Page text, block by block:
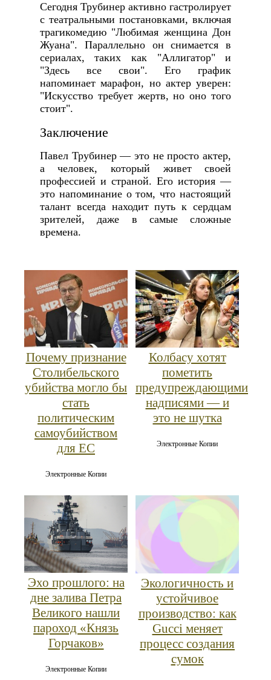
Сегодня Трубинер активно гастролирует
с театральными постановками, включая
трагикомедию "Любимая женщина Дон
Жуана". Параллельно он снимается в
сериалах, таких как "Аллигатор" и
"Здесь все свои". Его график
напоминает марафон, но актер уверен:
"Искусство требует жертв, но оно того
стоит".
Заключение
Павел Трубинер — это не просто актер,
а человек, который живет своей
профессией и страной. Его история —
это напоминание о том, что настоящий
талант всегда находит путь к сердцам
зрителей, даже в самые сложные
времена.
Почему признание
Столибельского
убийства могло бы
стать
политическим
самоубийством
для ЕС
Электронные Копии
Колбасу хотят
пометить
предупреждающими
надписями — и
это не шутка
Электронные Копии
Эхо прошлого: на
дне залива Петра
Великого нашли
пароход «Князь
Горчаков»
Электронные Копии
Экологичность и
устойчивое
производство: как
Gucci меняет
процесс создания
сумок